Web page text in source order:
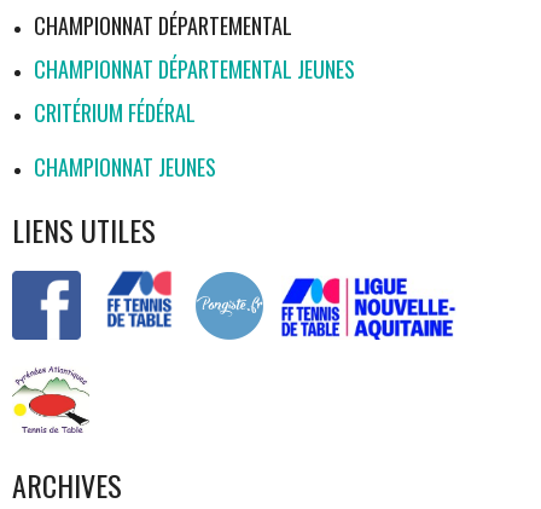
CHAMPIONNAT DÉPARTEMENTAL
CHAMPIONNAT DÉPARTEMENTAL JEUNES
CRITÉRIUM FÉDÉRAL
CHAMPIONNAT JEUNES
LIENS UTILES
ARCHIVES